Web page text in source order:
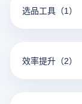
选品工具 （1）
效率提升 （2）